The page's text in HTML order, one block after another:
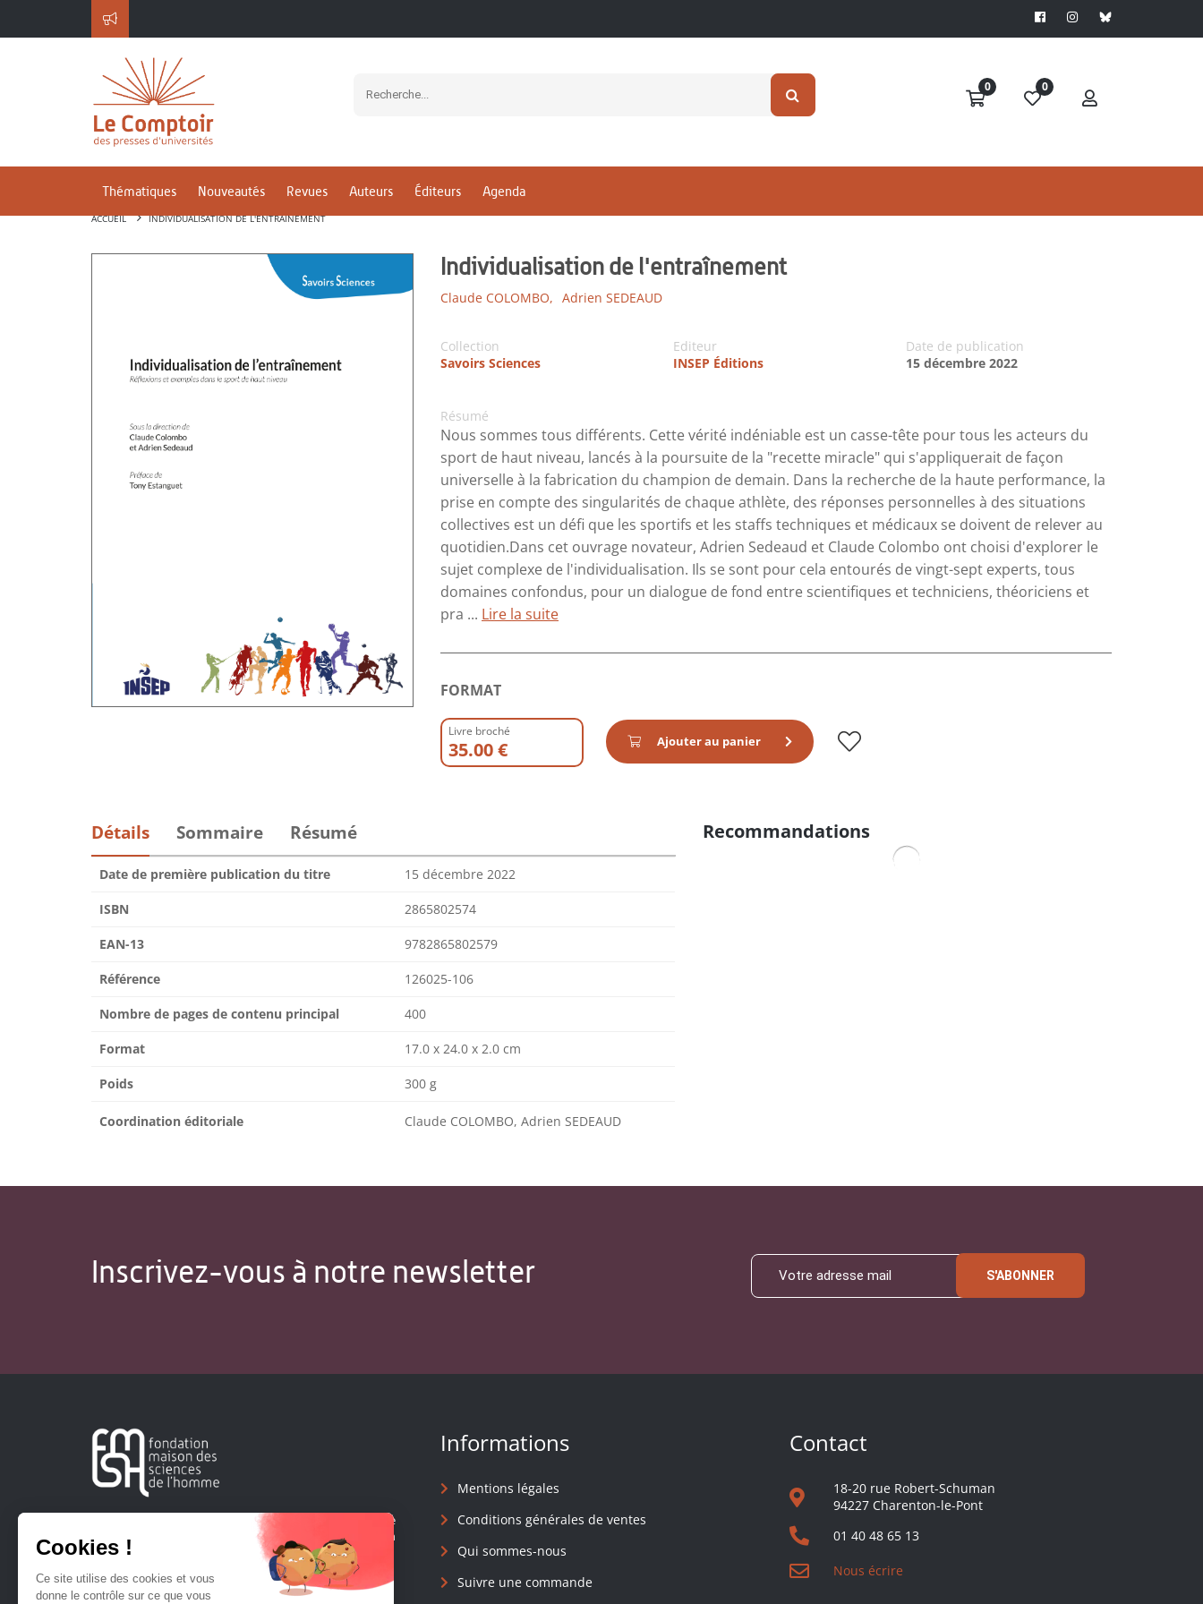
0 0
Thématiques Nouveautés Revues Auteurs Éditeurs Agenda
ACCUEIL INDIVIDUALISATION DE L'ENTRAÎNEMENT
Individualisation de l'entraînement
Claude COLOMBO, Adrien SEDEAUD
Collection
Savoirs Sciences
Editeur
INSEP Éditions
Date de publication
15 décembre 2022
Résumé
Nous sommes tous différents. Cette vérité indéniable est un casse-tête pour tous les acteurs du
sport de haut niveau, lancés à la poursuite de la "recette miracle" qui s'appliquerait de façon
universelle à la fabrication du champion de demain. Dans la recherche de la haute performance, la
prise en compte des singularités de chaque athlète, des réponses personnelles à des situations
collectives est un défi que les sportifs et les staffs techniques et médicaux se doivent de relever au
quotidien.Dans cet ouvrage novateur, Adrien Sedeaud et Claude Colombo ont choisi d'explorer le
sujet complexe de l'individualisation. Ils se sont pour cela entourés de vingt-sept experts, tous
domaines confondus, pour un dialogue de fond entre scientifiques et techniciens, théoriciens et
pra ... Lire la suite
FORMAT
Livre broché
35.00 € Ajouter au panier
Détails Sommaire Résumé
Date de première publication du titre 15 décembre 2022
ISBN 2865802574
EAN-13 9782865802579
Référence 126025-106
Nombre de pages de contenu principal 400
Format 17.0 x 24.0 x 2.0 cm
Poids 300 g
Coordination éditoriale Claude COLOMBO, Adrien SEDEAUD
Recommandations
Inscrivez-vous à notre newsletter S'ABONNER
Créée en 1963, la Fondation Maison Sciences de l'Homme
soutient la recherche et la diffusion des connaissances en
sciences humaines et sociales.
Informations
Mentions légales
Conditions générales de ventes
Qui sommes-nous
Suivre une commande
Contact
18-20 rue Robert-Schuman
94227 Charenton-le-Pont
01 40 48 65 13
Nous écrire